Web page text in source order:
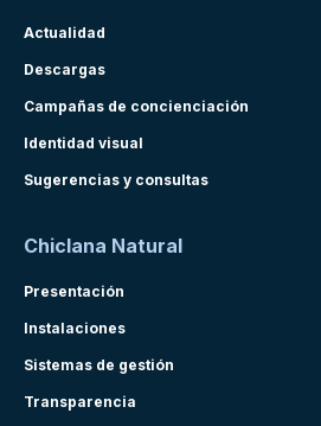
Actualidad
Descargas
Campañas de concienciación
Identidad visual
Sugerencias y consultas
Chiclana Natural
Presentación
Instalaciones
Sistemas de gestión
Transparencia